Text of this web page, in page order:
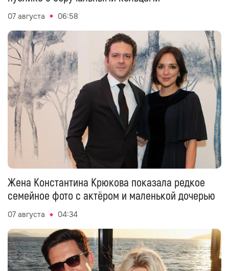
07 августа 06:58
Жена Константина Крюкова показала редкое
семейное фото с актёром и маленькой дочерью
07 августа 04:34